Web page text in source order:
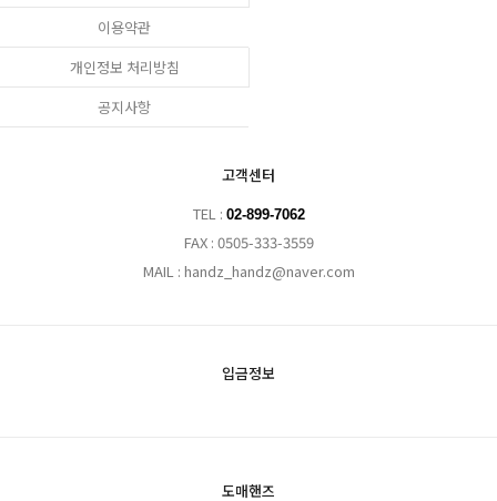
이용약관
개인정보 처리방침
공지사항
고객센터
TEL : 02-899-7062
FAX : 0505-333-3559
MAIL : handz_handz@naver.com
입금정보
도매핸즈